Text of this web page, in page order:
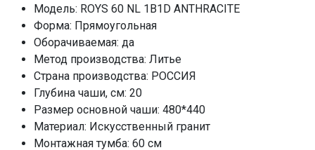
Модель: ROYS 60 NL 1B1D ANTHRACITE
Форма: Прямоугольная
Оборачиваемая: да
Метод производства: Литье
Страна производства: РОССИЯ
Глубина чаши, см: 20
Размер основной чаши: 480*440
Материал: Искусственный гранит
Монтажная тумба: 60 см